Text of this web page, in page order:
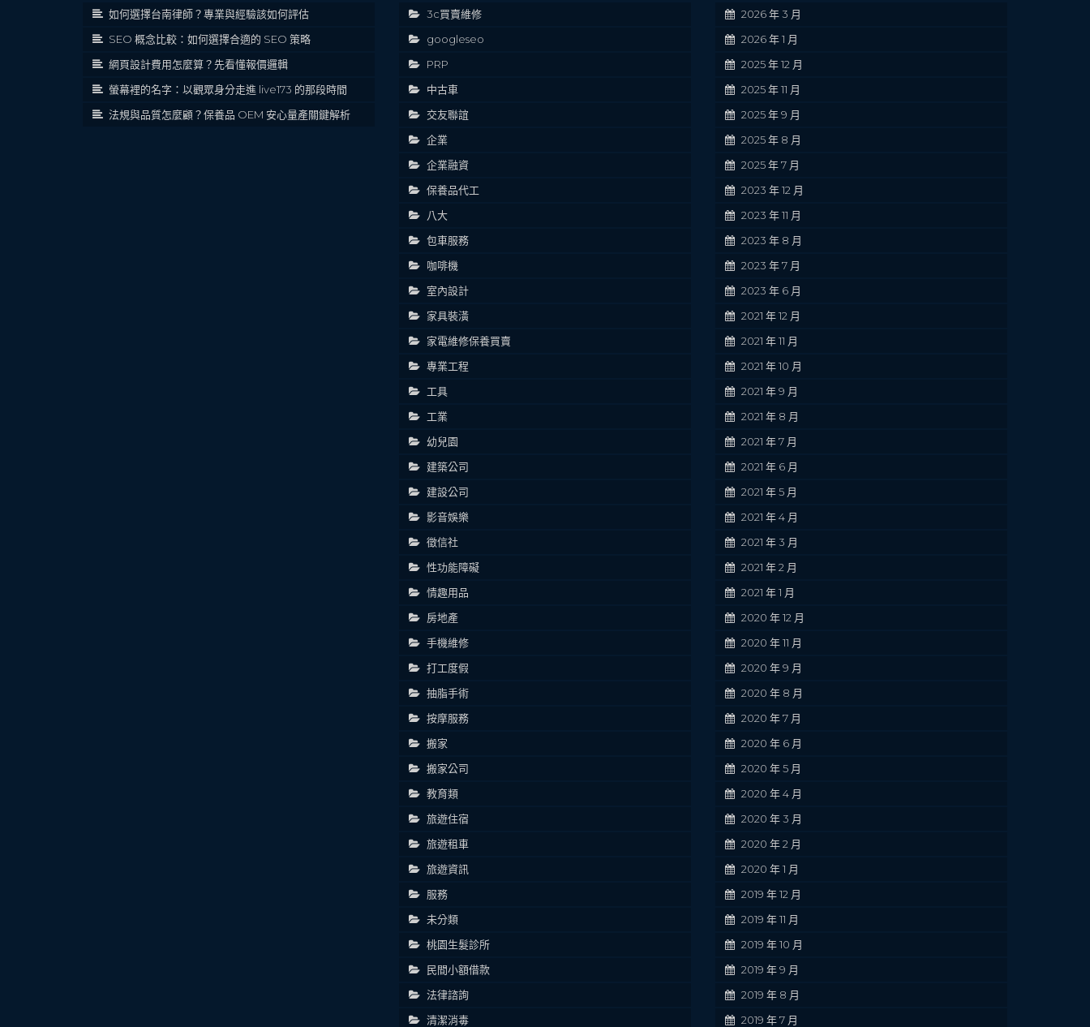
如何選擇台南律師？專業與經驗該如何評估
SEO 概念比較：如何選擇合適的 SEO 策略
網頁設計費用怎麼算？先看懂報價邏輯
螢幕裡的名字：以觀眾身分走進 live173 的那段時間
法規與品質怎麼顧？保養品 OEM 安心量產關鍵解析
3c買賣維修
googleseo
PRP
中古車
交友聯誼
企業
企業融資
保養品代工
八大
包車服務
咖啡機
室內設計
家具裝潢
家電維修保養買賣
專業工程
工具
工業
幼兒園
建築公司
建設公司
影音娛樂
徵信社
性功能障礙
情趣用品
房地產
手機維修
打工度假
抽脂手術
按摩服務
搬家
搬家公司
教育類
旅遊住宿
旅遊租車
旅遊資訊
服務
未分類
桃園生髮診所
民間小額借款
法律諮詢
清潔消毒
2026 年 3 月
2026 年 1 月
2025 年 12 月
2025 年 11 月
2025 年 9 月
2025 年 8 月
2025 年 7 月
2023 年 12 月
2023 年 11 月
2023 年 8 月
2023 年 7 月
2023 年 6 月
2021 年 12 月
2021 年 11 月
2021 年 10 月
2021 年 9 月
2021 年 8 月
2021 年 7 月
2021 年 6 月
2021 年 5 月
2021 年 4 月
2021 年 3 月
2021 年 2 月
2021 年 1 月
2020 年 12 月
2020 年 11 月
2020 年 9 月
2020 年 8 月
2020 年 7 月
2020 年 6 月
2020 年 5 月
2020 年 4 月
2020 年 3 月
2020 年 2 月
2020 年 1 月
2019 年 12 月
2019 年 11 月
2019 年 10 月
2019 年 9 月
2019 年 8 月
2019 年 7 月